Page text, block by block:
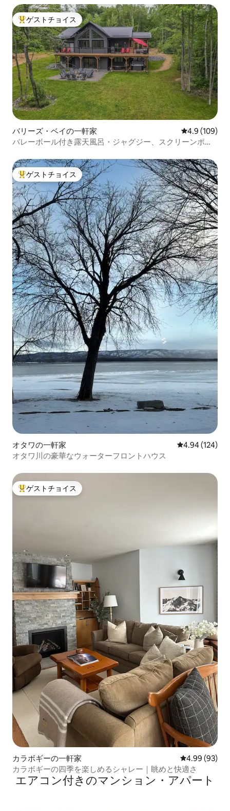
大好評のゲストチョイスです。
ゲストチョイス
バリーズ・ベイの一軒家 レビュー109
4.9 (109)
バレーボール付き露天風呂・ジャグジー、スクリーンポー
大好評のゲストチョイスです。
ゲストチョイス
オタワの一軒家 レビュー124
4.94 (124)
オタワ川の豪華なウォーターフロントハウス
大好評のゲストチョイスです。
ゲストチョイス
カラボギーの一軒家 レビュー93
4.99 (93)
カラボギーの四季を楽しめるシャレー｜眺めと快適さ
エアコン付きのマンション・アパート